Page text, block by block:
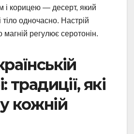
і корицею — десерт, який
одночасно. Настрій
магній регулює серотонін.
традиції, які
кожній